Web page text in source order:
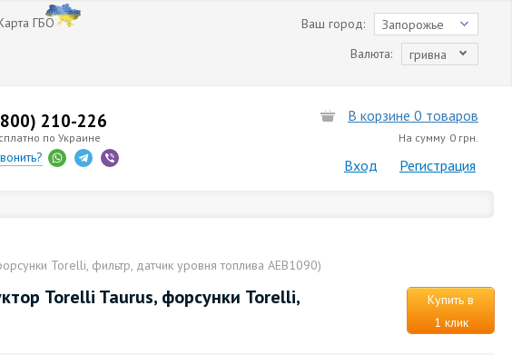
ГБО Запорожье
Ваш город:
гривна
Валюта:
210-226
по Украине
В корзине 0 товаров
На сумму 0 грн.
Вход Регистрация
Torelli, фильтр, датчик уровня топлива AEB1090)
Torelli Taurus, форсунки Torelli,
Купить в
1 клик